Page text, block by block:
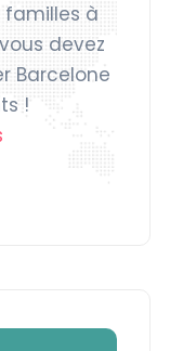
familles à
devez
Barcelone
!